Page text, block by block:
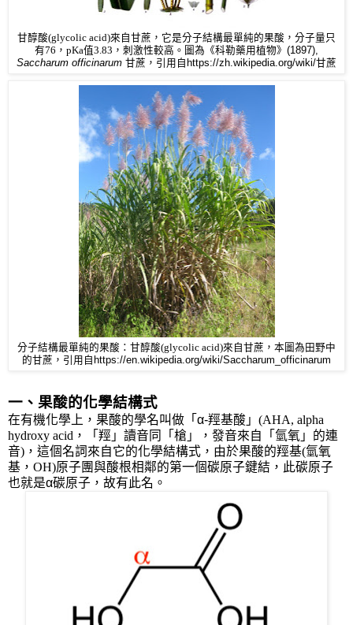
甘醇酸(glycolic acid)來自甘蔗，它是分子結構最單純的果酸，分子量只
有76，pKa值3.83，刺激性較高。圖為 《科勒藥用植物》(1897),
Saccharum officinarum 甘蔗，引用自https://zh.wikipedia.org/wiki/甘蔗
分子結構最單純的果酸： 甘醇酸(glycolic acid)來自甘蔗，本圖為田野中
的甘蔗， 引用自https://en.wikipedia.org/wiki/Saccharum_officinarum
一、果酸的化學結構式
在有機化學上，果酸的學名叫做「 α-羥基酸」(AHA, alpha
hydroxy acid，「羥」讀音同「槍」，發音來自「氫氧」的連
音) ，這個名詞來自它的化學結構式，由於果酸的羥基(氫氧
基，OH)原子團與酸根相鄰的第一個碳原子鍵結，此碳原子
也就是α碳原子，故有此名。